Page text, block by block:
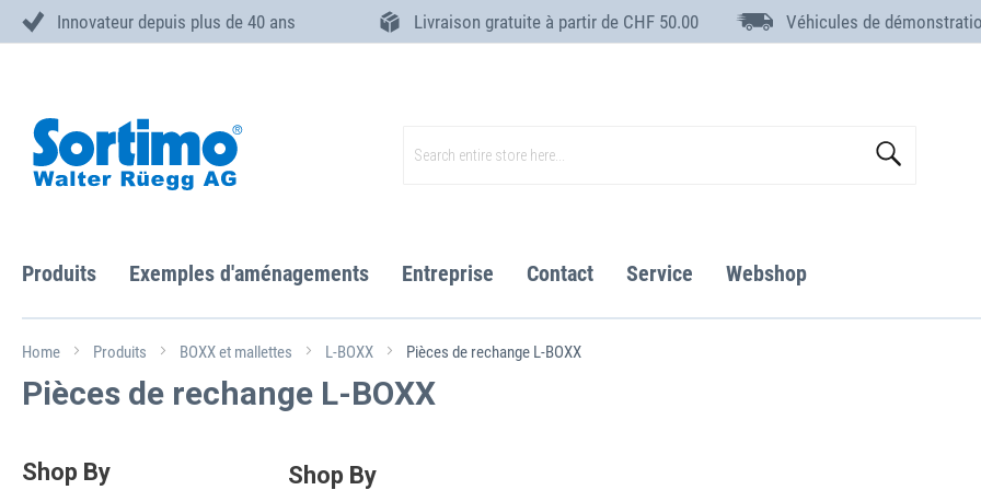
Innovateur depuis plus de 40 ans Livraison gratuite à partir de CHF 50.00 Véhicules de
Content
Produits Exemples d'aménagements Entreprise Contact Service Webshop
Home Produits BOXX et mallettes L-BOXX Pièces de rechange L-BOXX
Pièces de rechange L-BOXX
Shop By
Shop By